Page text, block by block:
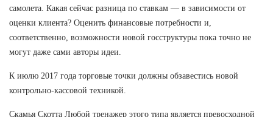
самолета. Какая сейчас разница по ставкам — в зависимости от
оценки клиента? Оценить финансовые потребности и,
соответственно, возможности новой госструктуры пока точно не
могут даже сами авторы идеи.
К июлю 2017 года торговые точки должны обзавестись новой
контрольно-кассовой техникой.
Скамья Скотта Любой тренажер этого типа является превосходной